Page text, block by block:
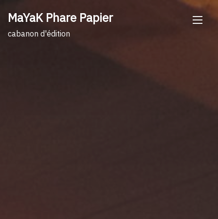
content
MaYaK Phare Papier
cabanon d'édition